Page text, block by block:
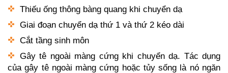
Thiếu ống thông bàng quang khi chuyển dạ
Giai đoạn chuyển dạ thứ 1 và thứ 2 kéo dài
Cắt tầng sinh môn
Gây tê ngoài màng cứng khi chuyển dạ. Tác dụng
của gây tê ngoài màng cứng hoặc tủy sống là nó ngăn